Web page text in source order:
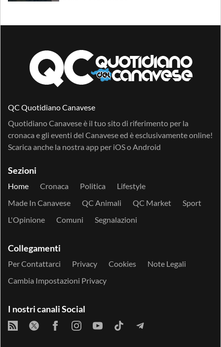
QC Quotidiano Canavese
Quotidiano Canavese è il tuo sito di riferimento per la
cronaca e gli eventi del Canavese ed è esclusivamente online!
Scarica anche la nostra app per iOSo Android
Sezioni
Home Cronaca Politica
Lifestyle
Made In Canavese
QC Animali QC Market
Sport
L'Opinione
Comuni Segnalazioni
Collegamenti
Per Contattarci Privacy Cookies
Note Legali
Cambia Impostazioni Privacy
I nostri canali Social